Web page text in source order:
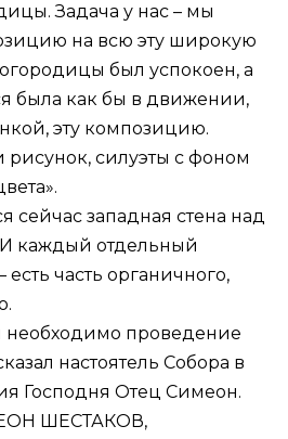
Задача у нас – мы
на всю эту широкую
был успокоен, а
была как бы в движении,
эту композицию.
силуэты с фоном
сейчас западная стена над
каждый отдельный
часть органичного,
необходимо проведение
настоятель Собора в
Господня Отец Симеон.
ШЕСТАКОВ,